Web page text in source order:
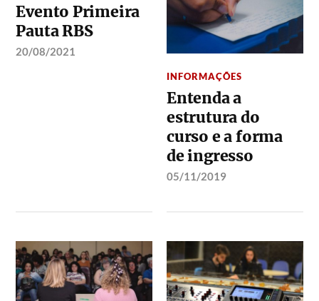
Evento Primeira
Pauta RBS
20/08/2021
INFORMAÇÕES
Entenda a
estrutura do
curso e a forma
de ingresso
05/11/2019